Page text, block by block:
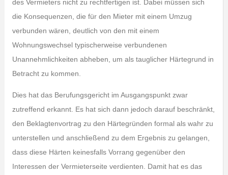
des Vermieters nicht zu rechtfertigen ist. Dabei müssen sich
die Konsequenzen, die für den Mieter mit einem Umzug
verbunden wären, deutlich von den mit einem
Wohnungswechsel typischerweise verbundenen
Unannehmlichkeiten abheben, um als tauglicher Härtegrund in
Betracht zu kommen.
Dies hat das Berufungsgericht im Ausgangspunkt zwar
zutreffend erkannt. Es hat sich dann jedoch darauf beschränkt,
den Beklagtenvortrag zu den Härtegründen formal als wahr zu
unterstellen und anschließend zu dem Ergebnis zu gelangen,
dass diese Härten keinesfalls Vorrang gegenüber den
Interessen der Vermieterseite verdienten. Damit hat es das